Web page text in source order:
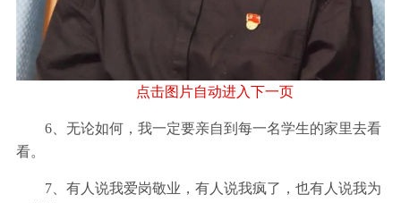
点击图片自动进入下一页
6、无论如何，我一定要亲自到每一名学生的家里去看
看。
7、有人说我爱岗敬业，有人说我疯了，也有人说我为